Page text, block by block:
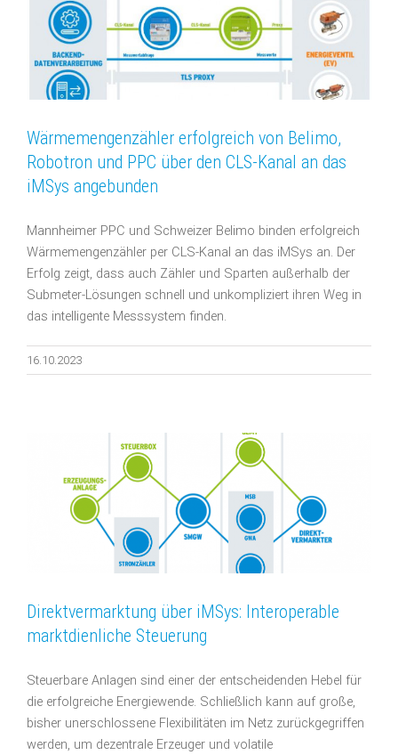
Wärmemengenzähler erfolgreich von Belimo,
Robotron und PPC über den CLS-Kanal an das
iMSys angebunden
Mannheimer PPC und Schweizer Belimo binden erfolgreich
Wärmemengenzähler per CLS-Kanal an das iMSys an. Der
Erfolg zeigt, dass auch Zähler und Sparten außerhalb der
Submeter-Lösungen schnell und unkompliziert ihren Weg in
das intelligente Messsystem finden.
16.10.2023
Direktvermarktung über iMSys: Interoperable
marktdienliche Steuerung
Steuerbare Anlagen sind einer der entscheidenden Hebel für
die erfolgreiche Energiewende. Schließlich kann auf große,
bisher unerschlossene Flexibilitäten im Netz zurückgegriffen
werden, um dezentrale Erzeuger und volatile